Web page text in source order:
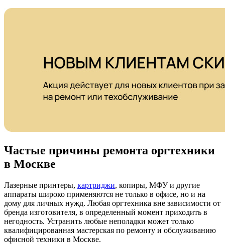
Частые причины ремонта оргтехники
в Москве
Лазерные принтеры, картриджи, копиры, МФУ и другие
аппараты широко применяются не только в офисе, но и на
дому для личных нужд. Любая оргтехника вне зависимости от
бренда изготовителя, в определенный момент приходить в
негодность. Устранить любые неполадки может только
квалифицированная мастерская по ремонту и обслуживанию
офисной техники в Москве.